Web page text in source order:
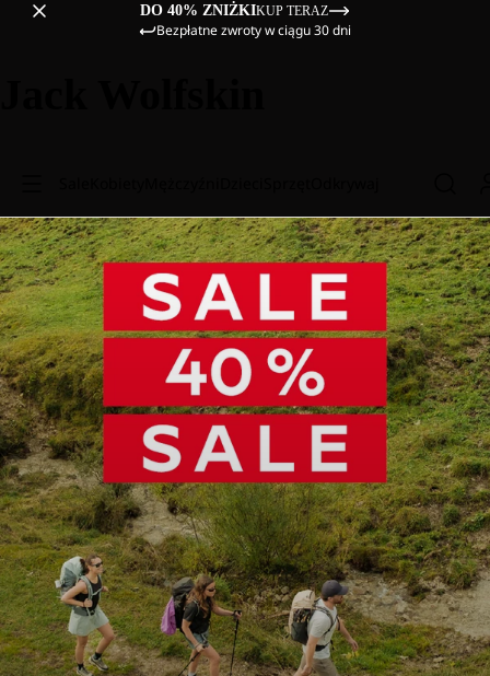
DO 40% ZNIŻKIKUP TERAZ
Bezpłatne zwroty w ciągu 30 dni